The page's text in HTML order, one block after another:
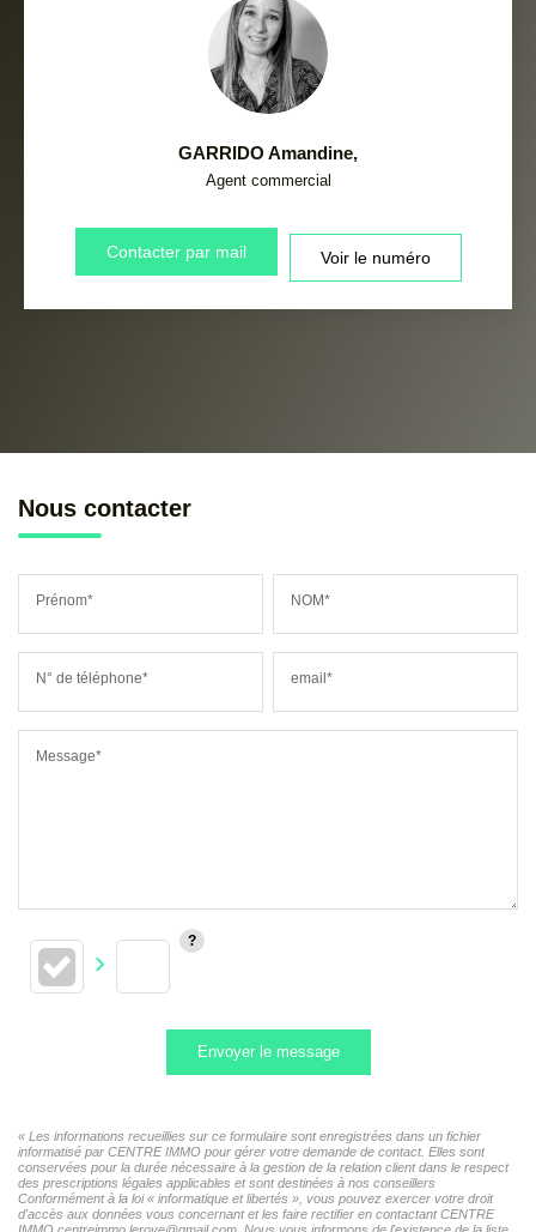
GARRIDO Amandine,
Agent commercial
Contacter par mail Voir le numéro
Nous contacter
Prénom* NOM*
N° de téléphone* email*
Message*
Envoyer le message
« Les informations recueillies sur ce formulaire sont enregistrées dans un fichier
informatisé par CENTRE IMMO pour gérer votre demande de contact. Elles sont
conservées pour la durée nécessaire à la gestion de la relation client dans le respect
des prescriptions légales applicables et sont destinées à nos conseillers
Conformément à la loi « informatique et libertés », vous pouvez exercer votre droit
d'accès aux données vous concernant et les faire rectifier en contactant CENTRE
IMMO centreimmo.lerove@gmail.com. Nous vous informons de l'existence de la liste